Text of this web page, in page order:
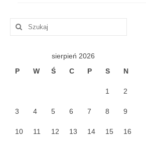
Szuklaj
sierpień 2026
P
W Ś C P S N
1 2
3 4 5 6 7 8 9
10 11 12 13 14 15 16